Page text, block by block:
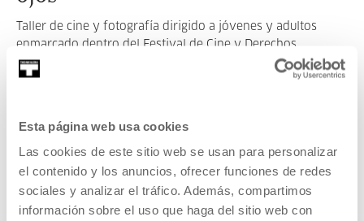
Esta página web usa cookies
Las cookies de este sitio web se usan para personalizar
el contenido y los anuncios, ofrecer funciones de redes
sociales y analizar el tráfico. Además, compartimos
información sobre el uso que haga del sitio web con
Taller de cine y fotografía dirigido a jóvenes y adultos
enmarcado dentro del Festival de Cine y Derechos
Humanos.
VER TODOS LOS ARTISTAS Y CREADORES/AS